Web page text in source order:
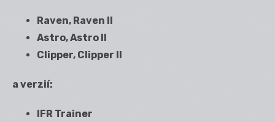
Raven, Raven II
Astro, Astro II
Clipper, Clipper II
a verzií:
IFR Trainer